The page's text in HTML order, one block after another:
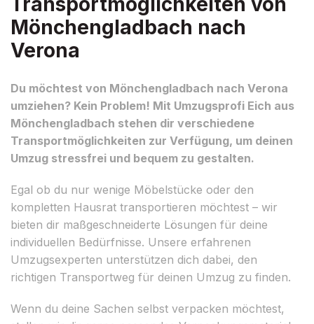
Mönchengladbach nach
Verona
Du möchtest von Mönchengladbach nach Verona
umziehen? Kein Problem! Mit Umzugsprofi Eich aus
Mönchengladbach stehen dir verschiedene
Transportmöglichkeiten zur Verfügung, um deinen
Umzug stressfrei und bequem zu gestalten.
Egal ob du nur wenige Möbelstücke oder den
kompletten Hausrat transportieren möchtest – wir
bieten dir maßgeschneiderte Lösungen für deine
individuellen Bedürfnisse. Unsere erfahrenen
Umzugsexperten unterstützen dich dabei, den
richtigen Transportweg für deinen Umzug zu finden.
Wenn du deine Sachen selbst verpacken möchtest,